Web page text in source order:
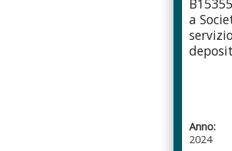
a
Anno:
2024